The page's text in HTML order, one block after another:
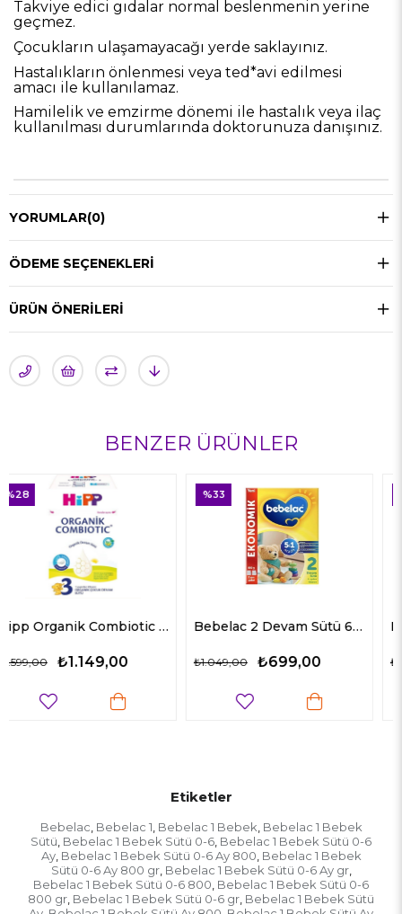
Takviye edici gıdalar normal beslenmenin yerine
geçmez.
Çocukların ulaşamayacağı yerde saklayınız.
Hastalıkların önlenmesi veya ted*avi edilmesi
amacı ile kullanılamaz.
Hamilelik ve emzirme dönemi ile hastalık veya ilaç
kullanılması durumlarında doktorunuza danışınız.
YORUMLAR(0)
ÖDEME SEÇENEKLERI
ÜRÜN ÖNERILERI
BENZER ÜRÜNLER
Hipp Organik Combiotic Bebek Sütü 3 Numara 800 gr Bebelac 2 Devam Sütü 6 Ay+ 800 gr
₺699,00
₺1.049,00
%33
Bebelac 3 Devam Sütü 9 Ay+ 800 gr
₺699,00
₺1.049,00
%33
Etiketler
Bebelac, Bebelac 1, Bebelac 1 Bebek, Bebelac 1 Bebek
Sütü, Bebelac 1 Bebek Sütü 0-6, Bebelac 1 Bebek Sütü 0-6
Ay, Bebelac 1 Bebek Sütü 0-6 Ay 800, Bebelac 1 Bebek
Sütü 0-6 Ay 800 gr, Bebelac 1 Bebek Sütü 0-6 Ay gr,
Bebelac 1 Bebek Sütü 0-6 800, Bebelac 1 Bebek Sütü 0-6
800 gr, Bebelac 1 Bebek Sütü 0-6 gr, Bebelac 1 Bebek Sütü